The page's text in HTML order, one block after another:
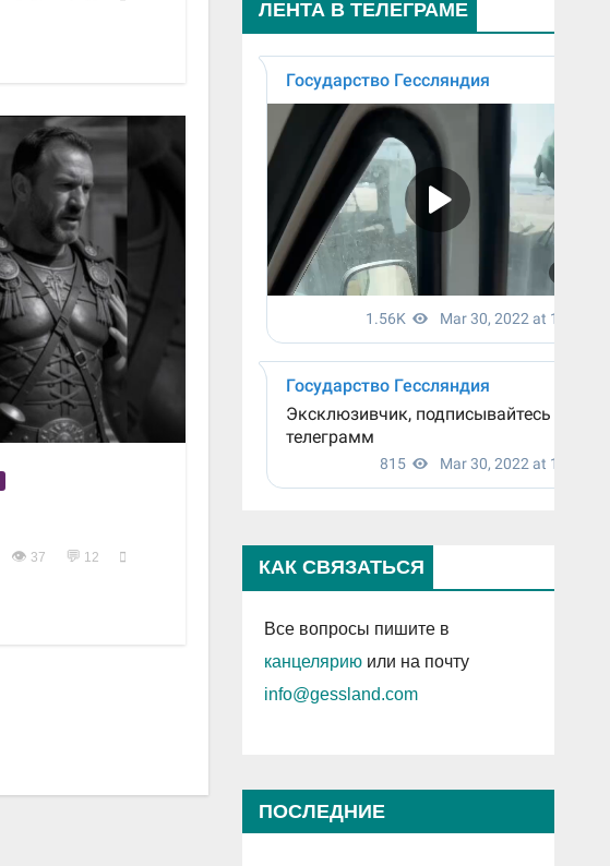
👁 37 💬 12
ЛЕНТА В ТЕЛЕГРАМЕ
КАК СВЯЗАТЬСЯ
Все вопросы пишите в
канцеляриюили на почту
info@gessland.com
ПОСЛЕДНИЕ